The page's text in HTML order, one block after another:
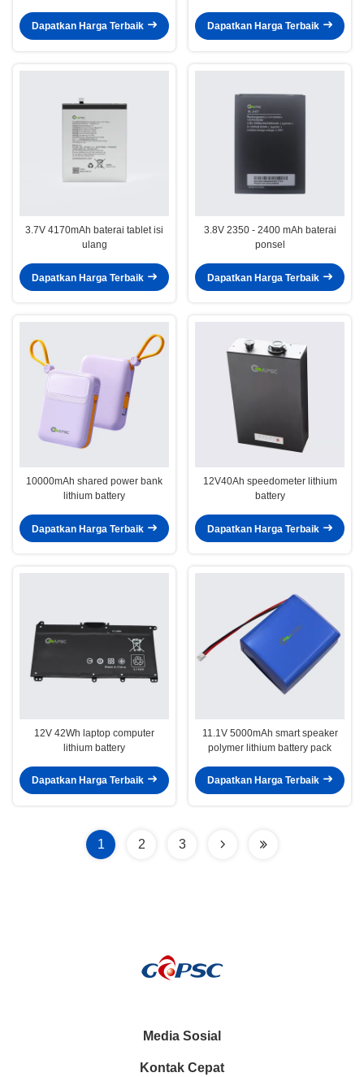
Dapatkan Harga Terbaik Dapatkan Harga Terbaik
3.7V 4170mAh baterai tablet isi
ulang
Dapatkan Harga Terbaik
3.8V 2350 - 2400 mAh baterai
ponsel
Dapatkan Harga Terbaik
10000mAh shared power bank
lithium battery
Dapatkan Harga Terbaik
12V40Ah speedometer lithium
battery
Dapatkan Harga Terbaik
12V 42Wh laptop computer
lithium battery
Dapatkan Harga Terbaik
11.1V 5000mAh smart speaker
polymer lithium battery pack
Dapatkan Harga Terbaik
1 2 3
Media Sosial
Kontak Cepat